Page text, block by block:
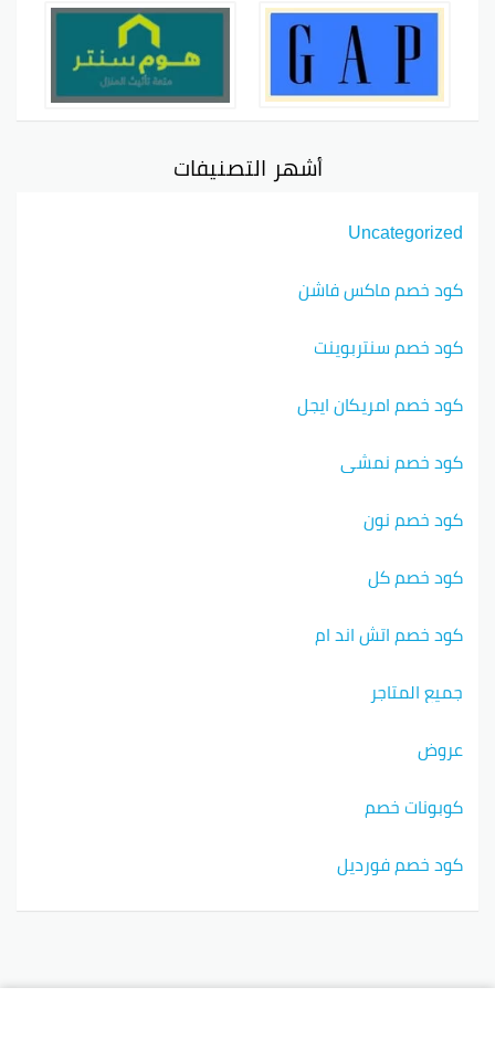
أشهر التصنيفات
Uncategorized
كود خصم ماكس فاشن
كود خصم سنتربوينت
كود خصم امريكان ايجل
كود خصم نمشي
كود خصم نون
كود خصم كل
كود خصم اتش اند ام
جميع المتاجر
عروض
كوبونات خصم
كود خصم فورديل